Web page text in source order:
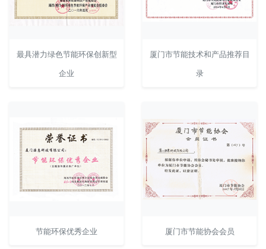
最具潜力绿色节能环保创新型
企业
厦门市节能技术和产品推荐目
录
节能环保优秀企业 厦门市节能协会会员